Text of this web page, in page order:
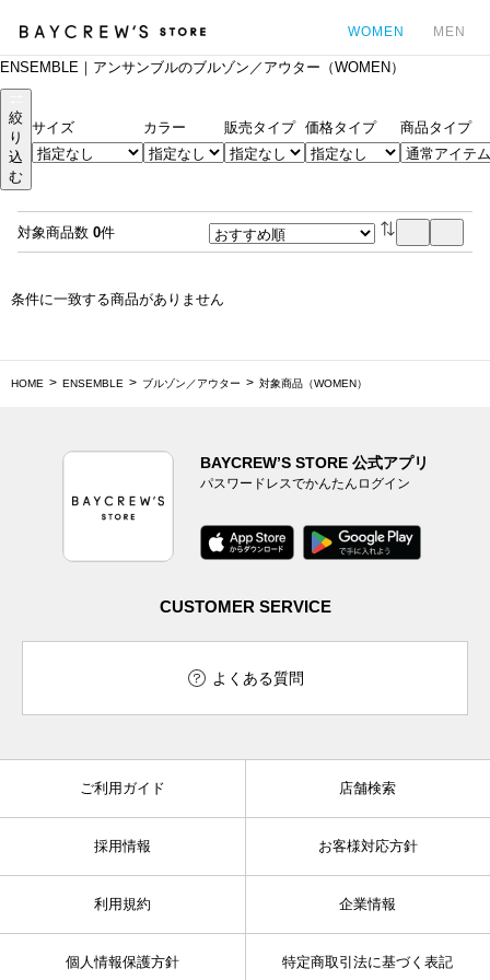
WOMEN MEN
ENSEMBLE｜アンサンブルのブルゾン／アウター（WOMEN）
絞
り
込
む
サイズ カラー 販売タイプ 価格タイプ 商品タイプ
対象商品数 0件
条件に一致する商品がありません
HOME ENSEMBLE ブルゾン／アウター 対象商品（WOMEN）
BAYCREW’S STORE 公式アプリ
パスワードレスでかんたんログイン
CUSTOMER SERVICE
よくある質問
ご利用ガイド 店舗検索
採用情報 お客様対応方針
利用規約 企業情報
個人情報保護方針 特定商取引法に基づく表記